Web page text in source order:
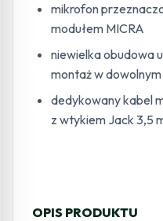
mikrofon
modułem MICRA
niewielka obudowa
montaż w
dedykowany kabel
z wtykiem Jack 3,5
OPIS PRODUKTU